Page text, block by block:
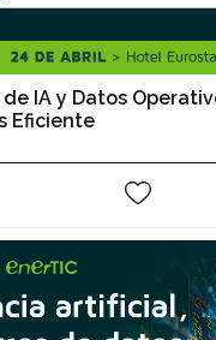
IA y Datos
Eficiente